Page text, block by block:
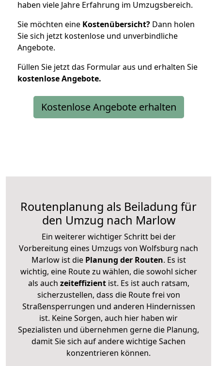
haben viele Jahre Erfahrung im Umzugsbereich.
Sie möchten eine Kostenübersicht? Dann holen
Sie sich jetzt kostenlose und unverbindliche
Angebote.
Füllen Sie jetzt das Formular aus und erhalten Sie
kostenloseAngebote.
Kostenlose Angebote erhalten
Routenplanung als Beiladung für
den Umzug nach Marlow
Ein weiterer wichtiger Schritt bei der
Vorbereitung eines Umzugs von Wolfsburg nach
Marlow ist diePlanung der Routen. Es ist
wichtig, eine Route zu wählen, die sowohl sicher
als auch zeiteffizientist. Es ist auch ratsam,
sicherzustellen, dass die Route frei von
Straßensperrungen und anderen Hindernissen
ist. Keine Sorgen, auch hier haben wir
Spezialisten und übernehmen gerne die Planung,
damit Sie sich auf andere wichtige Sachen
konzentrieren können.